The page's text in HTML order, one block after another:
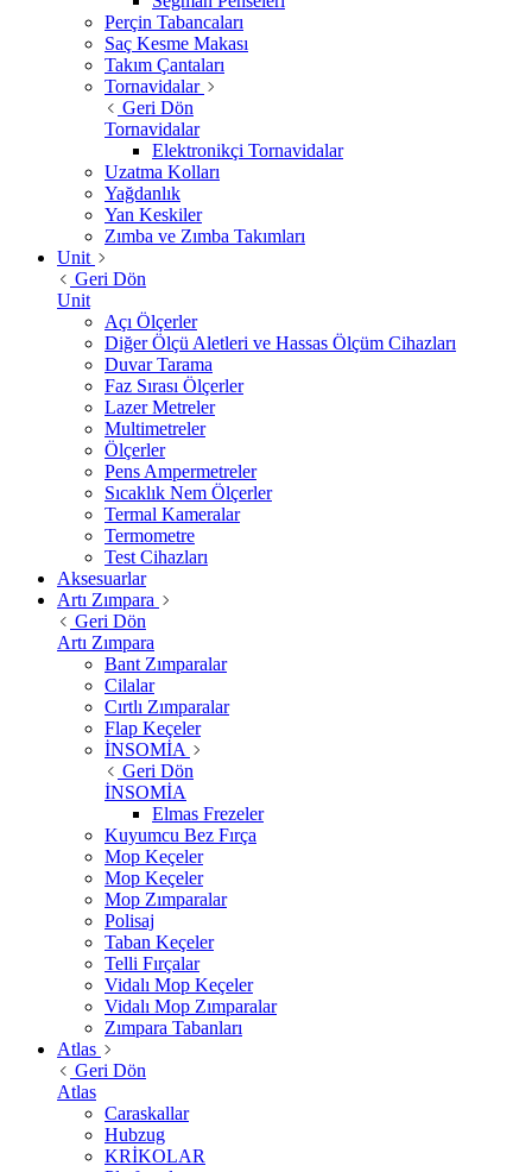
Perçin Tabancaları
Saç Kesme Makası
Takım Çantaları
Tornavidalar
Geri Dön
Tornavidalar
Elektronikçi Tornavidalar
Uzatma Kolları
Yağdanlık
Yan Keskiler
Zımba ve Zımba Takımları
Unit
Geri Dön
Unit
Açı Ölçerler
Diğer Ölçü Aletleri ve Hassas Ölçüm Cihazları
Duvar Tarama
Faz Sırası Ölçerler
Lazer Metreler
Multimetreler
Ölçerler
Pens Ampermetreler
Sıcaklık Nem Ölçerler
Termal Kameralar
Termometre
Test Cihazları
Aksesuarlar
Artı Zımpara
Geri Dön
Artı Zımpara
Bant Zımparalar
Cilalar
Cırtlı Zımparalar
Flap Keçeler
İNSOMİA
Geri Dön
İNSOMİA
Elmas Frezeler
Kuyumcu Bez Fırça
Mop Keçeler
Mop Keçeler
Mop Zımparalar
Polisaj
Taban Keçeler
Telli Fırçalar
Vidalı Mop Keçeler
Vidalı Mop Zımparalar
Zımpara Tabanları
Atlas
Geri Dön
Atlas
Caraskallar
Hubzug
KRİKOLAR